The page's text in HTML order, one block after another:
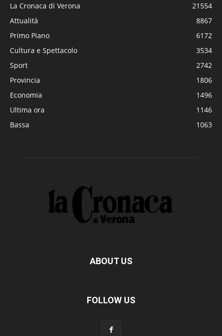
La Cronaca di Verona
21554
Attualità
8867
Primo Piano
6172
Cultura e Spettacolo
3534
Sport
2742
Provincia
1806
Economia
1496
Ultima ora
1146
Bassa
1063
ABOUT US
FOLLOW US